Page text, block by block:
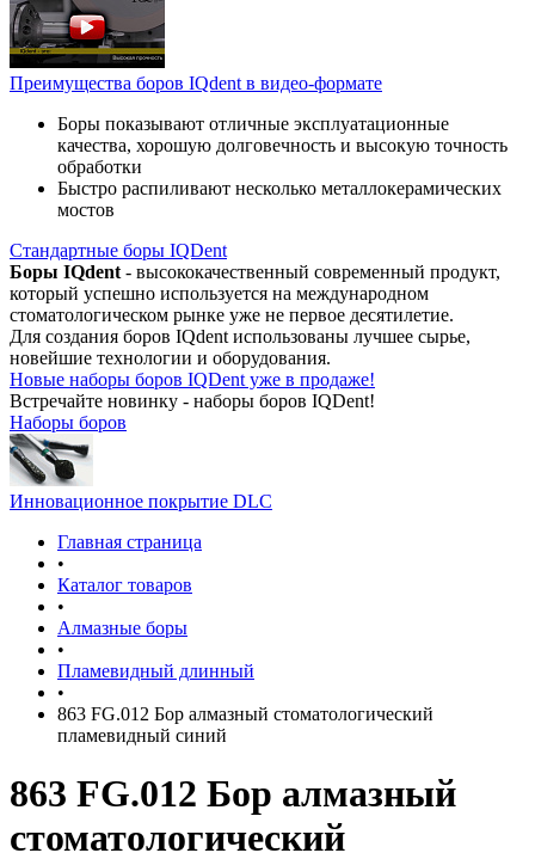
Преимущества боров IQdent в видео-формате
Боры показывают отличные эксплуатационные
качества, хорошую долговечность и высокую точность
обработки
Быстро распиливают несколько металлокерамических
мостов
Стандартные боры IQDent
Боры IQdent - высококачественный современный продукт,
который успешно используется на международном
стоматологическом рынке уже не первое десятилетие.
Для создания боров IQdent использованы лучшее сырье,
новейшие технологии и оборудования.
Новые наборы боров IQDent уже в продаже!
Встречайте новинку - наборы боров IQDent!
Наборы боров
Инновационное покрытие DLC
Главная страница
•
Каталог товаров
•
Алмазные боры
•
Пламевидный длинный
•
863 FG.012 Бор алмазный стоматологический
пламевидный синий
863 FG.012 Бор алмазный
стоматологический